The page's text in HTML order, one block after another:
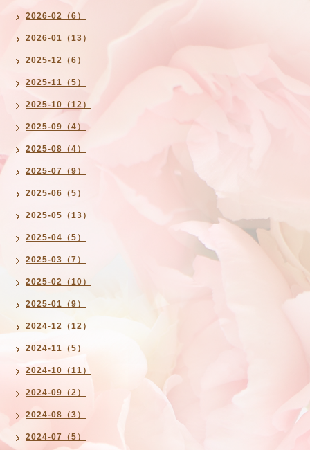
2026-02（6）
2026-01（13）
2025-12（6）
2025-11（5）
2025-10（12）
2025-09（4）
2025-08（4）
2025-07（9）
2025-06（5）
2025-05（13）
2025-04（5）
2025-03（7）
2025-02（10）
2025-01（9）
2024-12（12）
2024-11（5）
2024-10（11）
2024-09（2）
2024-08（3）
2024-07（5）